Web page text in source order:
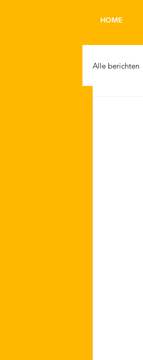
HOME
Alle berichten